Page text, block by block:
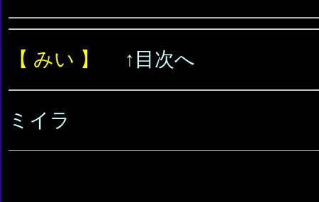
【 みい 】 ↑目次へ
ミイラ